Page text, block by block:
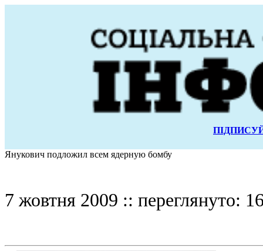
Янукович подложил всем ядерную бомбу
7 жовтня 2009 :: переглянуто: